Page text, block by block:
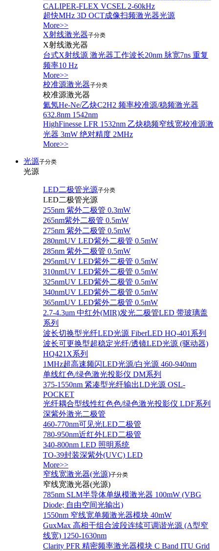
CALIPER-FLEX VCSEL 2-60kHz
超快MHz 3D OCT成像扫频激光器光源
More>>
X射线激光器子分类
X射线激光器
台式X射线源 激光器工作波长20nm 脉宽7ns 重复
频率10 Hz
More>>
校准源激光器子分类
校准源激光器
氦氖He-Ne/乙炔C2H2 频率校准源/稳频激光器
632.8nm 1542nm
HighFinesse LFR 1532nm 乙炔稳频窄线宽校准源激
光器 3mW 绝对精度 2MHz
More>>
光源子分类
光源
LED二极管光源子分类
LED二极管光源
255nm 紫外二极管 0.3mW
265nm紫外二极管 0.5mW
275nm 紫外二极管 0.5mW
280nmUV LED紫外二极管 0.5mW
285nm 紫外二极管 0.5mW
295nmUV LED紫外二极管 0.5mW
310nmUV LED紫外二极管 0.5mW
325nmUV LED紫外二极管 0.5mW
340nmUV LED紫外二极管 0.5mW
365nmUV LED紫外二极管 0.5mW
2.7-4.3um 中红外(MIR)发光二极管LED 带玻璃盖
系列
波长切换型光纤LED光源 FiberLED HQ-401系列
波长可更换型超稳定光纤/透镜LED光源 (驱动器)
HQ421X系列
1MHz超高速频闪LED光源/白光源 460-940nm
单线红色/绿色激光投影仪 DM系列
375-1550nm 紧凑型光纤输出LD光源 OSL-
POCKET
光纤耦合型线性红色色/绿色激光投影仪 LDF系列
深紫外激光二极管
460-770nm可见光LED二极管
780-950nm近红外LED二极管
340-800nm LED 照明系统
TO-39封装深紫外(UVC) LED
More>>
窄线宽激光器(光源)子分类
窄线宽激光器(光源)
785nm SLM半导体单纵模激光器 100mW (VBG
Diode; 自由空间光输出)
1550nm 窄线宽单频激光器模块 40mW
GuxMax 高相干组合波段连续可调谐光源 (A型窄
线宽) 1250-1630nm
Clarity PFR 精密频率激光器模块 C Band ITU Grid